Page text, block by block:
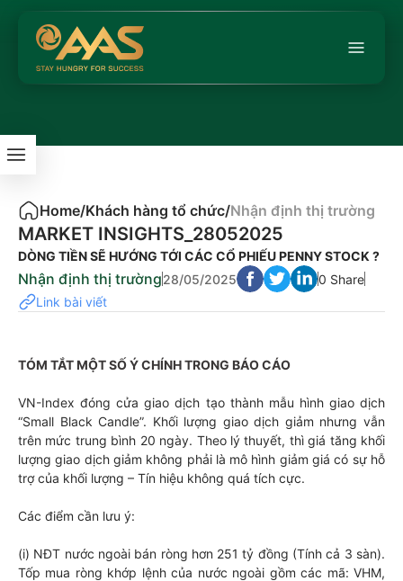
Home/Khách hàng tổ chức/Nhận định thị trường
MARKET INSIGHTS_28052025
DÒNG TIỀN SẼ HƯỚNG TỚI CÁC CỔ PHIẾU PENNY STOCK ?
Nhận định thị trường28/05/2025
0 Share
Link bài viết
TÓM TẮT MỘT SỐ Ý CHÍNH TRONG BÁO CÁO
VN-Index đóng cửa giao dịch tạo thành mẫu hình giao dịch
“Small Black Candle”. Khối lượng giao dịch giảm nhưng vẫn
trên mức trung bình 20 ngày. Theo lý thuyết, thì giá tăng khối
lượng giao dịch giảm không phải là mô hình giảm giá có sự hỗ
trợ của khối lượng – Tín hiệu không quá tích cực.
Các điểm cần lưu ý:
(i) NĐT nước ngoài bán ròng hơn 251 tỷ đồng (Tính cả 3 sàn).
Tốp mua ròng khớp lệnh của nước ngoài gồm các mã: VHM,